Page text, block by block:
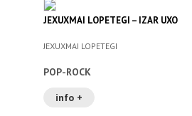
JEXUXMAI LOPETEGI – IZAR UXO
JEXUXMAI LOPETEGI
POP-ROCK
info +